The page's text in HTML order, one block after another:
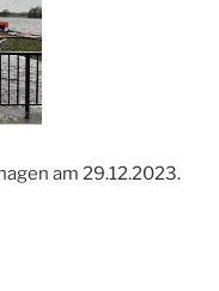
am 29.12.2023.